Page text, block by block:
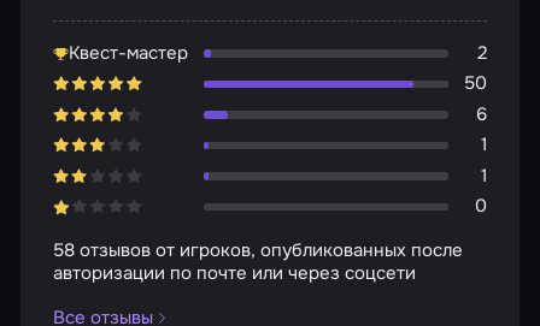
Квест-мастер
2
50
6
1
1
0
58 отзывов от игроков, опубликованных после
авторизации по почте или через соцсети
Все отзывы